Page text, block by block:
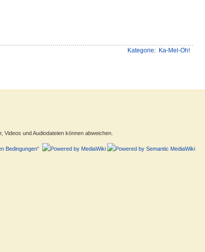
Kategorie: Ka-Mel-Oh!
und Audiodateien können abweichen.